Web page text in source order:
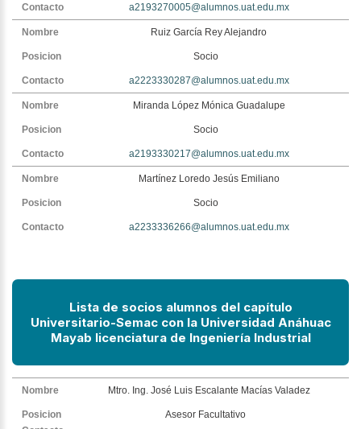
a2193270005@alumnos.uat.edu.mx
Ruiz García Rey Alejandro
Socio
a2223330287@alumnos.uat.edu.mx
Miranda López Mónica Guadalupe
Socio
a2193330217@alumnos.uat.edu.mx
Martínez Loredo Jesús Emiliano
Socio
a2233336266@alumnos.uat.edu.mx
Lista de socios alumnos del capítulo
Universitario-Semac con la Universidad Anáhuac
Mayab licenciatura de Ingeniería Industrial
Mtro. Ing. José Luis Escalante Macías Valadez
Asesor Facultativo